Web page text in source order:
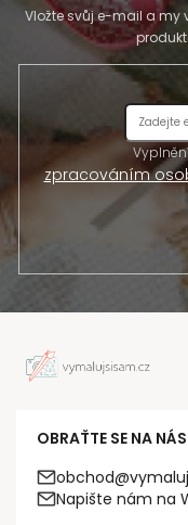
Vložte svůj e-mail a
zpracováním
OBRAŤTE SE NA NÁS
Napište nám na